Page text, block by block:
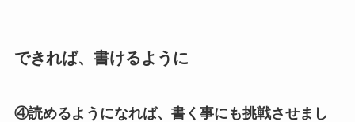
できれば、書けるように
④読めるようになれば、書く事にも挑戦させまし